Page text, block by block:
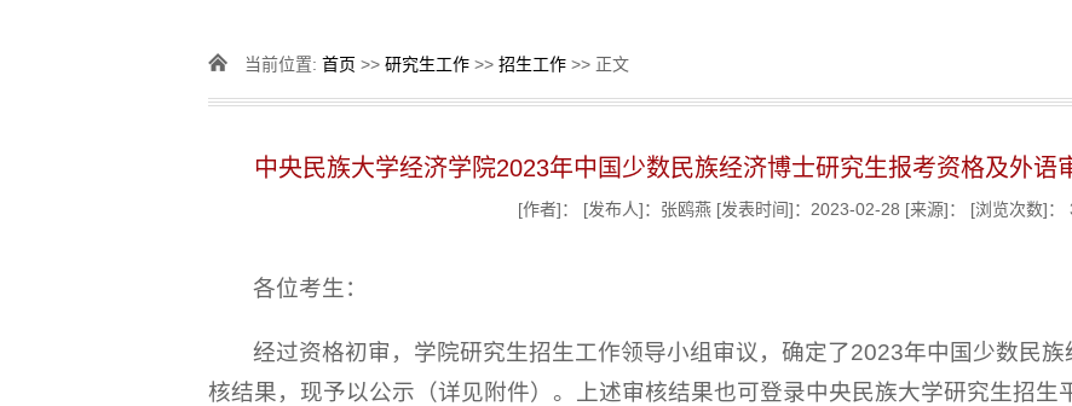
当前位置: 首页 >> 研究生工作 >> 招生工作 >> 正文
中央民族大学经济学院2023年中国少数民族经济博士研究生报考资格及外语
[作者]： [发布人]：张鸥燕 [发表时间]：2023-02-28 [来源]： [浏览次数]：
各位考生：
经过资格初审，学院研究生招生工作领导小组审议，确定了2023年中国少数民
核结果，现予以公示（详见附件）。上述审核结果也可登录中央民族大学研究生招生